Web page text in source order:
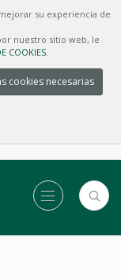
su experiencia de
nuestro sitio web, le
COOKIES.
cookies necesarias